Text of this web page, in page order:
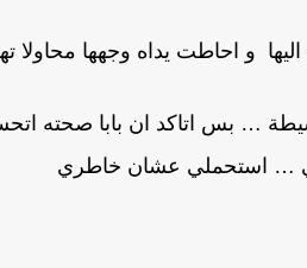
و احاطت يداه وجهها محاولا
… بس اتاكد ان بابا صحته
… استحملي عشان خاطري